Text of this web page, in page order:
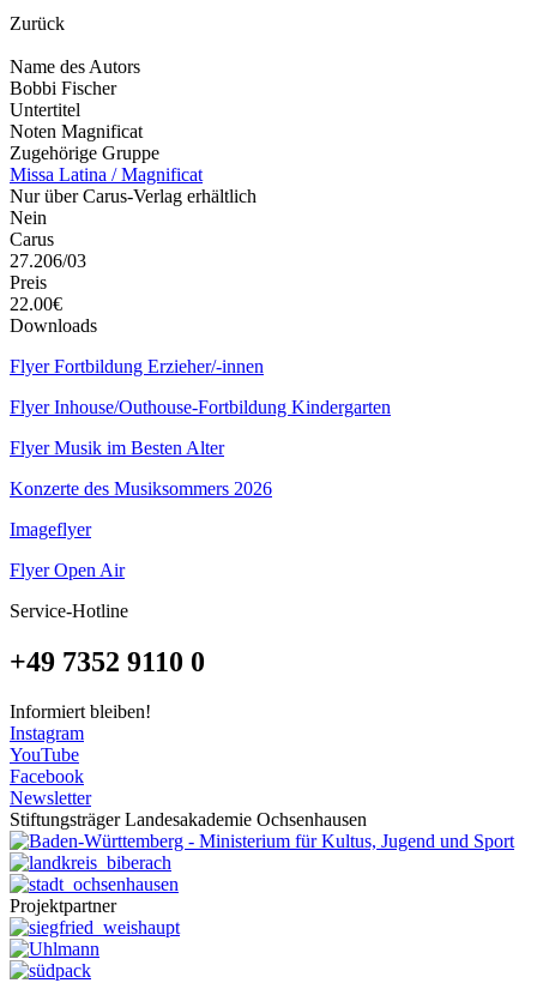
Zurück
Name des Autors
Bobbi Fischer
Untertitel
Noten Magnificat
Zugehörige Gruppe
Missa Latina / Magnificat
Nur über Carus-Verlag erhältlich
Nein
Carus
27.206/03
Preis
22.00€
Downloads
Flyer Fortbildung Erzieher/-innen
Flyer Inhouse/Outhouse-Fortbildung Kindergarten
Flyer Musik im Besten Alter
Konzerte des Musiksommers 2026
Imageflyer
Flyer Open Air
Service-Hotline
+49 7352 9110 0
Informiert bleiben!
Instagram
YouTube
Facebook
Newsletter
Stiftungsträger Landesakademie Ochsenhausen
Projektpartner